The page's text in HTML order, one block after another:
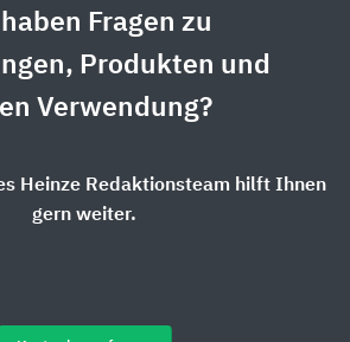
Fragen zu
Produkten und
Verwendung?
Heinze Redaktionsteam hilft Ihnen
gern weiter.